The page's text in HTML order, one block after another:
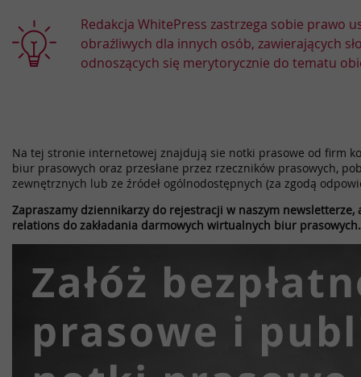
Redakcja WhitePress zastrzega sobie prawo
obraźliwych dla innych osób, zawierających
odnoszących się merytorycznie do tematu
Na tej stronie internetowej znajdują sie notki prasowe od firm
biur prasowych oraz przesłane przez rzeczników prasowych,
zewnętrznych lub ze źródeł ogólnodostępnych (za zgodą
Zapraszamy dziennikarzy do rejestracji w naszym
relations do zakładania darmowych wirtualnych biur prasowych.